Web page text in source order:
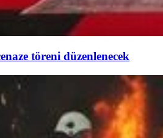
töreni düzenlenecek